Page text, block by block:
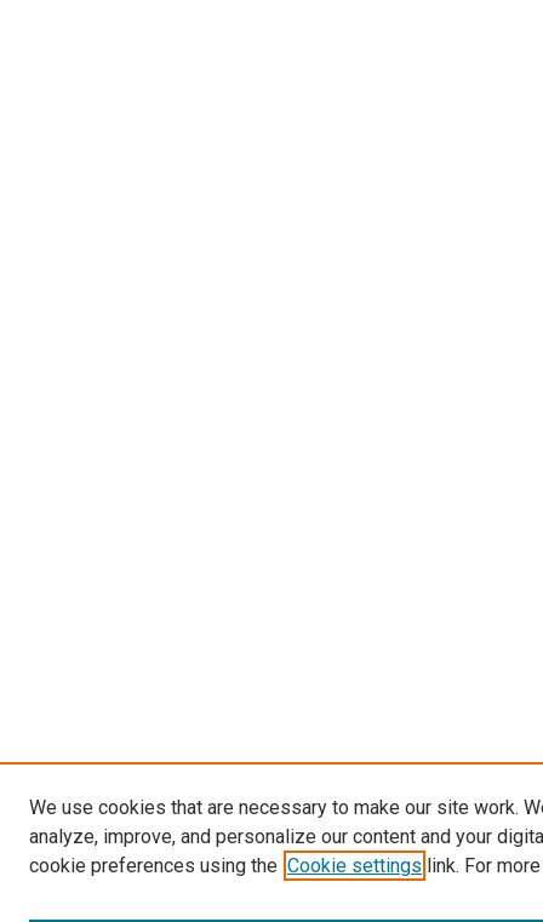
We use cookies that are necessary to make our site work.
analyze, improve, and personalize our content and your
cookie preferences using the Cookie settings link. For